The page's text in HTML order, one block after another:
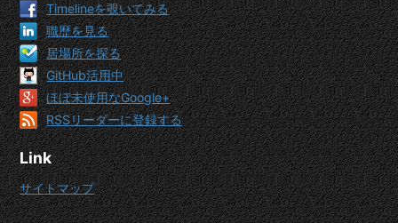
Timelineを覗いてみる
職歴を見る
居場所を探る
GitHub活用中
ほぼ未使用なGoogle+
RSSリーダーに登録する
Link
サイトマップ